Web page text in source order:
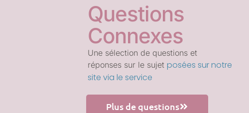
Questions
Connexes
Une sélection de questions et
réponses sur le sujet posées sur notre
site via le service
Plus de questions